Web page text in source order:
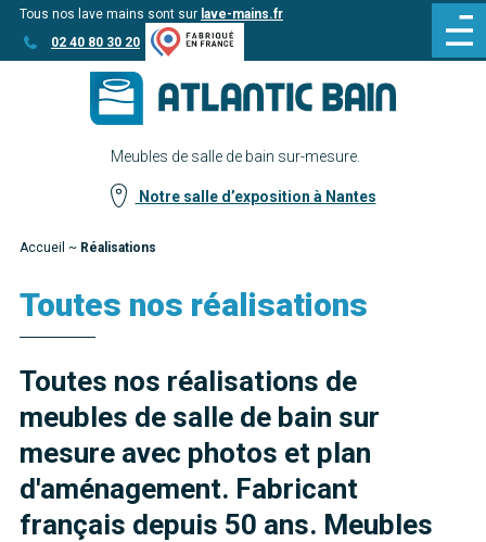
Aller
au
Aller au
contenu
Tous nos lave mains sont sur lave-mains.fr
02 40 80 30 20
Meubles de salle de bain sur-mesure.
Notre salle d’exposition à Nantes
Accueil ~ Réalisations
Toutes nos réalisations
Toutes nos réalisations de
meubles de salle de bain sur
mesure avec photos et plan
d'aménagement. Fabricant
français depuis 50 ans. Meubles